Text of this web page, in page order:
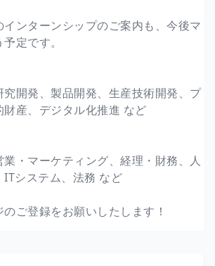
ンターンシップのご案内も、今後マ
定です。
開発、製品開発、生産技術開発、プ
産、デジタル化推進 など
・マーケティング、経理・財務、人
システム、法務 など
ご登録をお願いしたします！